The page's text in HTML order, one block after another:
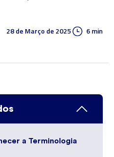
28 de Março de 2025
6 min
a Terminologia